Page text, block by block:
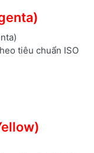
tiêu chuẩn ISO